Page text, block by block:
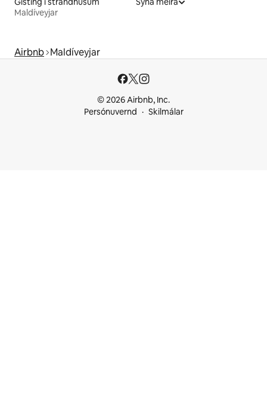
Maldíveyjar
Airbnb Maldíveyjar
© 2026 Airbnb, Inc.
Persónuvernd
Skilmálar